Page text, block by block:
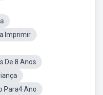
Imprimir
De 8 Anos
Para4 Ano